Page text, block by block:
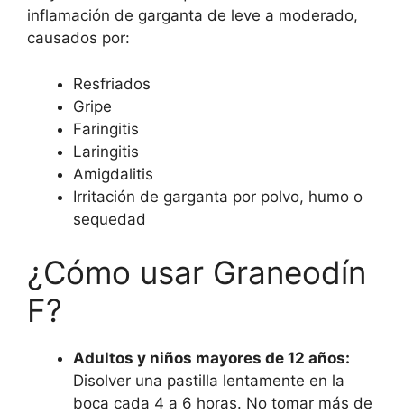
inflamación de garganta de leve a moderado,
causados por:
Resfriados
Gripe
Faringitis
Laringitis
Amigdalitis
Irritación de garganta por polvo, humo o
sequedad
¿Cómo usar Graneodín
F?
Adultos y niños mayores de 12 años:
Disolver una pastilla lentamente en la
boca cada 4 a 6 horas. No tomar más de